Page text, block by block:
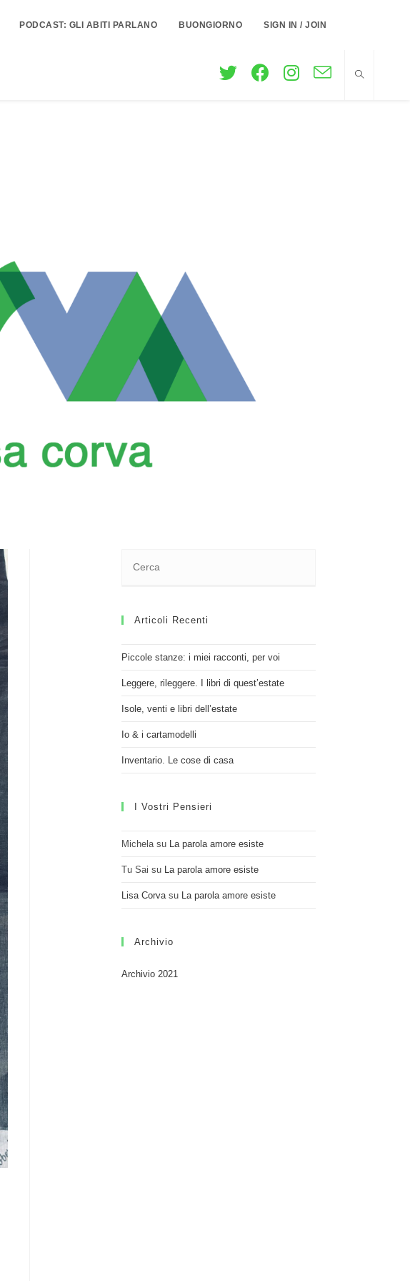
PODCAST: GLI ABITI PARLANO BUONGIORNO SIGN IN / JOIN
Articoli Recenti
Piccole stanze: i miei racconti, per voi
Leggere, rileggere. I libri di quest’estate
Isole, venti e libri dell’estate
Io & i cartamodelli
Inventario. Le cose di casa
I Vostri Pensieri
Michelasu La parola amore esiste
Tu Sai su La parola amore esiste
Lisa Corvasu La parola amore esiste
Archivio
Archivio 2021